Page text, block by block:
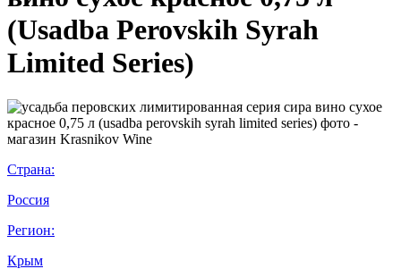
(Usadba Perovskih Syrah
Limited Series)
Страна:
Россия
Регион:
Крым